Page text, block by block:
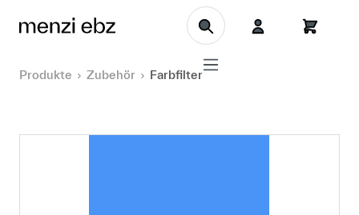
Zum Hauptinhalt springen
Produkte Zubehör Farbfilter